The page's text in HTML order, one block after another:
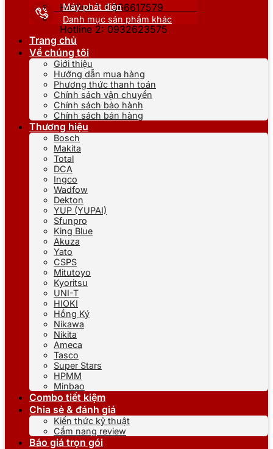
Hotline 1: 0866617579
Hotline 2: 0932623575
Máy phát điện
Danh mục sản phẩm khác
Trang chủ
Về chúng tôi
Giới thiệu
Hướng dẫn mua hàng
Phương thức thanh toán
Chính sách vận chuyển
Chính sách bảo hành
Chính sách bán hàng
Thương hiệu
Bosch
Makita
Total
DCA
Ingco
Wadfow
Dekton
YUP (YUPAI)
Sfunpro
King Blue
Akuza
Yato
CSPS
Mitutoyo
Kyoritsu
UNI-T
HIOKI
Hồng Ký
Nikawa
Nikita
Ameca
Tasco
Super Stars
HPMM
Minbao
Combo tiết kiệm
Chia sẻ & đánh giá
Kiến thức kỹ thuật
Cẩm nang review
Báo giá trọn gói